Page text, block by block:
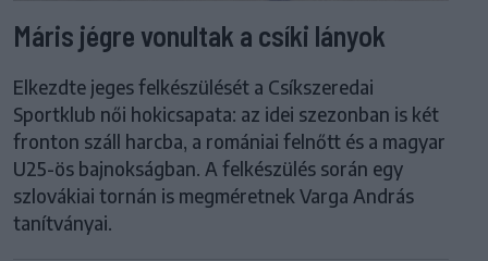
Máris jégre vonultak a csíki lányok
Elkezdte jeges felkészülését a Csíkszeredai
Sportklub női hokicsapata: az idei szezonban is két
fronton száll harcba, a romániai felnőtt és a magyar
U25-ös bajnokságban. A felkészülés során egy
szlovákiai tornán is megméretnek Varga András
tanítványai.